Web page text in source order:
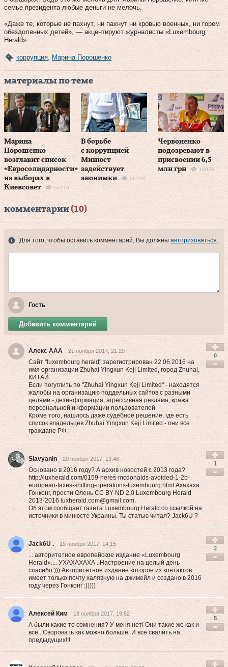
семье президента любые деньги не мелочь.
«Даже те, которые не пахнут, ни пахнут ни кровью военных, ни горем
обездоленных детей», — акцентируют журналисты «Luxembourg
Herald».
коррупция Марина Порошенко
материалы по теме
Марина
Порошенко
возглавит список
«Евросолидарности»
на выборах в
Киевсовет
57776
В борьбе
с коррупцией
Минюст
задействует
анонимки
26728
Червоненко
подозревают в
присвоении 6,5
млн грн
16976
комментарии (10)
Для того, чтобы оставить комментарий, Вы должны авторизоваться.
Гость
Добавить комментарий
Алекс ААА 21 ноября 2017, 21:29
Сайт "luxembourg herald" зарегистрирован 22.06.2016 на
имя организации Zhuhai Yingxun Keji Limited, город Zhuhai,
КИТАЙ.
Если погуглить по "Zhuhai Yingxun Keji Limited" - находятся
жалобы на организацию поддельных сайтов с разными
целями - дезинформация, агрессивная реклама, кража
персональной информации пользователей.
Кроме того, нашлось даже судебное решение, где есть
список владельцев Zhuhai Yingxun Keji Limited - они все
граждане РФ.
0
Slavyanin 20 ноября 2017, 19:46
Основано в 2016 году? А архив новостей с 2013 года?
http://luxherald.com/0159-heres-mcdonalds-avoided-1-2b-
european-taxes-shifting-operations-luxembourg.html Ахахаха
Гонконг, прости Олень CC BY ND 2.0 Luxembourg Herald
2013-2016 luxherald.com@gmail.com.
Об этом сообщает газета Luxembourg Herald со ссылкой на
источники в минюсте Украины. Ты статью читал? Jack6U ?
1
Jack6U . 19 ноября 2017, 14:15
....авторитетное европейское издание «Luxembourg
Herald».... УХАХАХАХА . Настроение на целый день
спасибо ))) Авторитетное издание которое из контактов
имеет только почту халявную на джимейл и создано в 2016
году через Гонконг :)))))
2
Алексей Ким 18 ноября 2017, 19:52
А были какие то сомнения? У меня нет! Они такие же как и
все . Своровать как можно больше. И все свалить на
предыдущих!!!
5